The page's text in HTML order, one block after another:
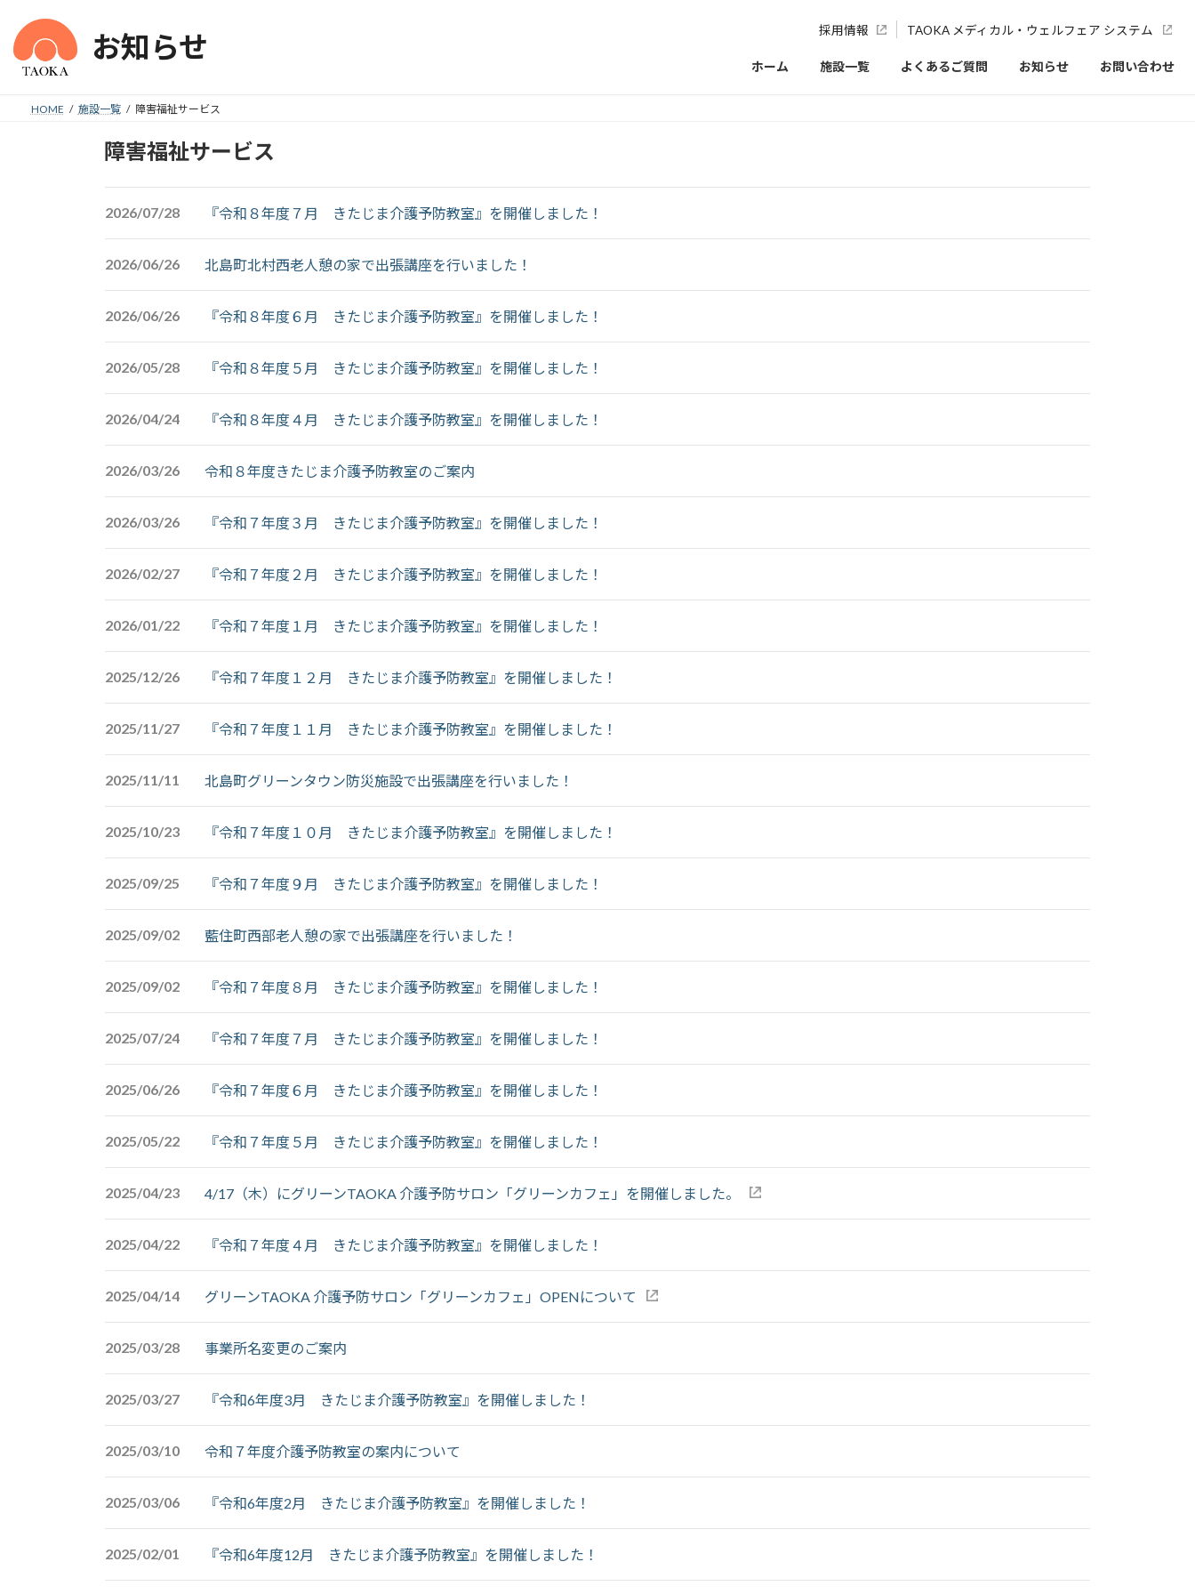
お知らせ 採用情報 TAOKA メディカル・ウェルフェア システム
ホーム 施設一覧 よくあるご質問 お知らせ お問い合わせ
HOME 施設一覧 障害福祉サービス
障害福祉サービス
2026/07/28 『令和８年度７月 きたじま介護予防教室』を開催しました！
2026/06/26 北島町北村西老人憩の家で出張講座を行いました！
2026/06/26 『令和８年度６月 きたじま介護予防教室』を開催しました！
2026/05/28 『令和８年度５月 きたじま介護予防教室』を開催しました！
2026/04/24 『令和８年度４月 きたじま介護予防教室』を開催しました！
2026/03/26 令和８年度きたじま介護予防教室のご案内
2026/03/26 『令和７年度３月 きたじま介護予防教室』を開催しました！
2026/02/27 『令和７年度２月 きたじま介護予防教室』を開催しました！
2026/01/22 『令和７年度１月 きたじま介護予防教室』を開催しました！
2025/12/26 『令和７年度１２月 きたじま介護予防教室』を開催しました！
2025/11/27 『令和７年度１１月 きたじま介護予防教室』を開催しました！
2025/11/11 北島町グリーンタウン防災施設で出張講座を行いました！
2025/10/23 『令和７年度１０月 きたじま介護予防教室』を開催しました！
2025/09/25 『令和７年度９月 きたじま介護予防教室』を開催しました！
2025/09/02 藍住町西部老人憩の家で出張講座を行いました！
2025/09/02 『令和７年度８月 きたじま介護予防教室』を開催しました！
2025/07/24 『令和７年度７月 きたじま介護予防教室』を開催しました！
2025/06/26 『令和７年度６月 きたじま介護予防教室』を開催しました！
2025/05/22 『令和７年度５月 きたじま介護予防教室』を開催しました！
2025/04/23 4/17（木）にグリーンTAOKA 介護予防サロン「グリーンカフェ」を開催しました。
2025/04/22 『令和７年度４月 きたじま介護予防教室』を開催しました！
2025/04/14 グリーンTAOKA 介護予防サロン「グリーンカフェ」OPENについて
2025/03/28 事業所名変更のご案内
2025/03/27 『令和6年度3月 きたじま介護予防教室』を開催しました！
2025/03/10 令和７年度介護予防教室の案内について
2025/03/06 『令和6年度2月 きたじま介護予防教室』を開催しました！
2025/02/01 『令和6年度12月 きたじま介護予防教室』を開催しました！